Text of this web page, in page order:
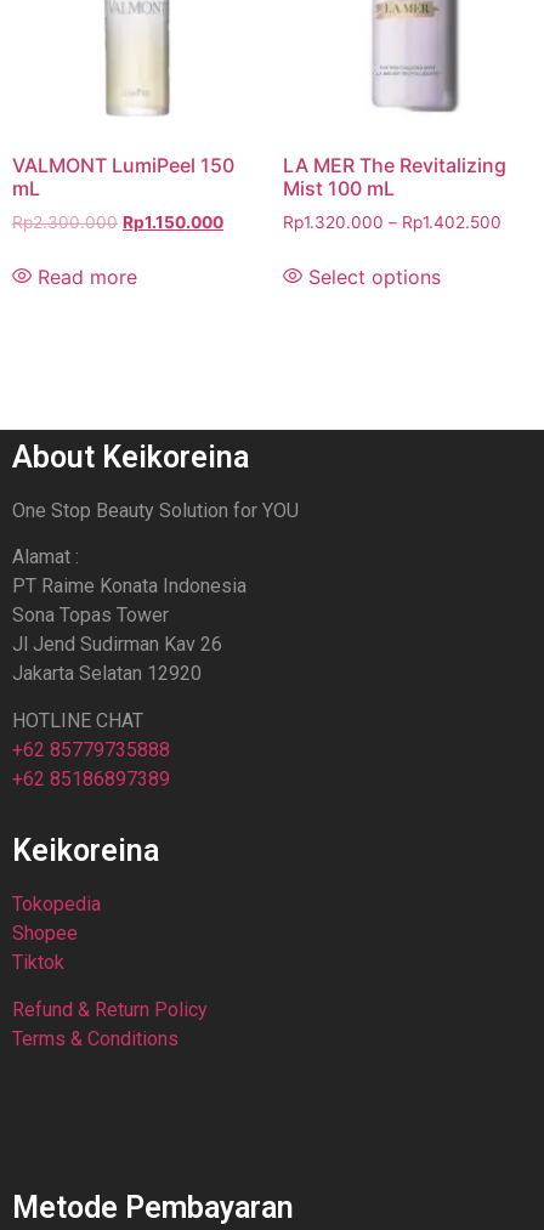
VALMONT LumiPeel 150
mL
Rp2.300.000 Rp1.150.000
Read more
LA MER The Revitalizing
Mist 100 mL
Rp1.320.000 – Rp1.402.500
Select options
About Keikoreina
One Stop Beauty Solution for YOU
Alamat :
PT Raime Konata Indonesia
Sona Topas Tower
Jl Jend Sudirman Kav 26
Jakarta Selatan 12920
HOTLINE CHAT
+62 85779735888
+62 85186897389
Keikoreina
Tokopedia
Shopee
Tiktok
Refund & Return Policy
Terms & Conditions
Metode Pembayaran